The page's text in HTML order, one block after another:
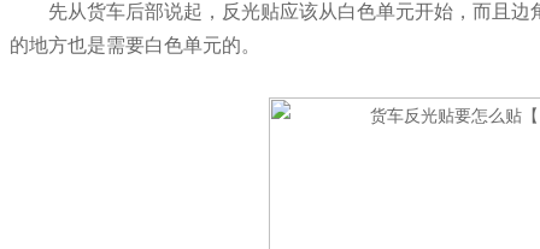
先从货车后部说起，反光贴应该从白色单元开始，而且
的地方也是需要白色单元的。